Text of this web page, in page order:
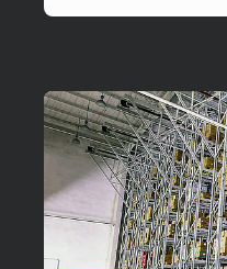
Czytaj więcej!